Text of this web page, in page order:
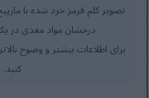
تصویر کلم قرمز خرد شده با
درخشان مواد مغذی در
برای اطلاعات بیشتر و وضوح
کنید.